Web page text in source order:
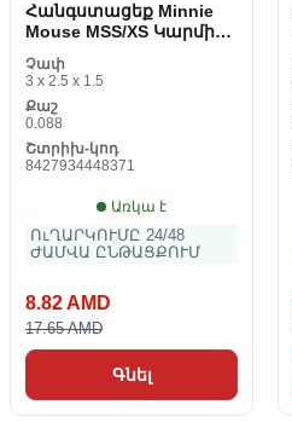
Հանգստացեք Minnie
Mouse MSS/XS Կարմիր
Չափ
3 x 2.5 x 1.5
Քաշ
0.088
Շտրիխ-կոդ
8427934448371
Առկա է
ՈւՂԱՐԿՈՒՄԸ 24/48
ԺԱՄՎԱ ԸՆԹԱՑՔՈՒՄ
8.82 AMD
17.65 AMD
Գնել